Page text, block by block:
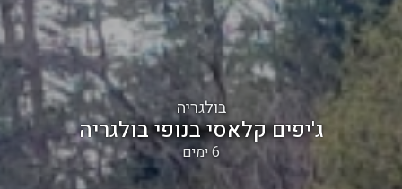
בולגריה
ג'יפים קלאסי בנופי בולגריה
6 ימים